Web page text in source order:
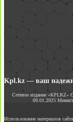
Kpl.kz — ваш
Сетевое издание «KPLKZ»
09.01.2025
Использование материалов